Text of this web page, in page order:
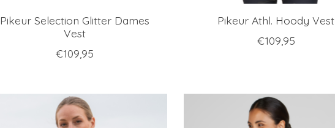
Pikeur Selection Glitter Dames
Vest
€109,95
Pikeur Athl. Hoody Vest
€109,95